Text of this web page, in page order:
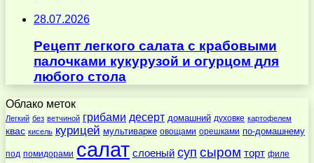
28.07.2026
Рецепт легкого салата с крабовыми
палочками кукурузой и огурцом для
любого стола
Облако меток
Легкий без ветчиной грибами десерт домашний духовке картофелем
квас кисель курицей мультиварке овощами орешками по-домашнему
под помидорами салат слоеный суп сыром торт филе